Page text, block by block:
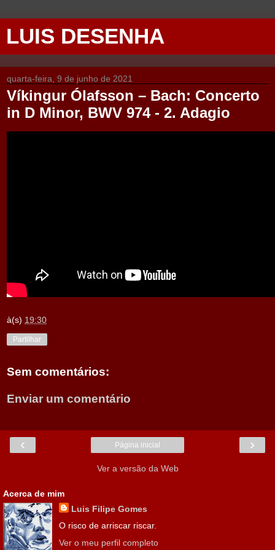
LUIS DESENHA
quarta-feira, 9 de junho de 2021
Víkingur Ólafsson – Bach: Concerto
in D Minor, BWV 974 - 2. Adagio
à(s) 19:30
Partilhar
Sem comentários:
Enviar um comentário
‹ ›
Página inicial
Ver a versão da Web
Acerca de mim
Luis Filipe Gomes
O risco de arriscar riscar.
Ver o meu perfil completo